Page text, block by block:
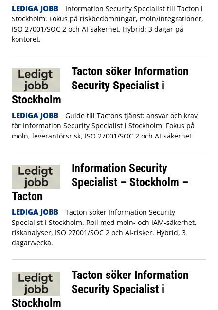
LEDIGA JOBB
Information Security Specialist till Tacton i
Stockholm. Fokus på riskbedömningar, moln/integrationer,
ISO 27001/SOC 2 och AI-säkerhet. Hybrid: 3 dagar på
kontoret.
Tacton söker Information
Security Specialist i
Stockholm
LEDIGA JOBB
Guide till Tactons tjänst: ansvar och krav
för Information Security Specialist i Stockholm. Fokus på
moln, leverantörsrisk, ISO 27001/SOC 2 och AI-säkerhet.
Information Security
Specialist – Stockholm –
Tacton
LEDIGA JOBB
Tacton söker Information Security
Specialist i Stockholm. Roll med moln- och IAM-säkerhet,
riskanalyser, ISO 27001/SOC 2 och AI-risker. Hybrid, 3
dagar/vecka.
Tacton söker Information
Security Specialist i
Stockholm